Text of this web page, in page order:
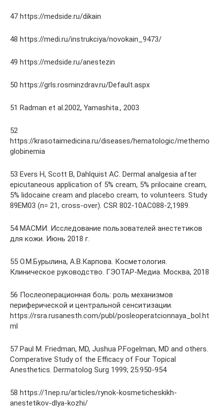
47 https://medside.ru/dikain
48 https://medi.ru/instrukciya/novokain_9473/
49 https://medside.ru/anestezin
50 https://grls.rosminzdrav.ru/Default.aspx
51 Radman et al.2002, Yamashita., 2003
52
https://krasotaimedicina.ru/diseases/hematologic/methemo
globinemia
53 Evers H, Scott B, Dahlquist AC. Dermal analgesia after
epicutaneous application of 5% cream, 5% prilocaine cream,
5% lidocaine cream and placebo cream, to volunteers. Study
89EM03 (n= 21, cross-over). CSR 802-10AC088-2,1989.
54 МАСМИ. Исследование пользователей анестетиков
для кожи. Июнь 2018 г.
55 О.М.Бурылина, А.В.Карпова. Косметология.
Клиническое руководство. ГЭОТАР-Медиа. Москва, 2018
56 Послеоперационная боль: роль механизмов
периферической и центральной сенситизации.
https://rsra.rusanesth.com/publ/posleoperatcionnaya_bol.ht
ml
57 Paul M. Friedman, MD, Jushua P.Fogelman, MD and others.
Comperative Study of the Efficacy of Four Topical
Anesthetics. Dermatolog Surg 1999; 25:950-954
58 https://1nep.ru/articles/rynok-kosmeticheskikh-
anestetikov-dlya-kozhi/